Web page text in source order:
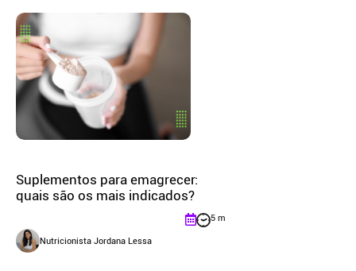
Suplementos para emagrecer:
quais são os mais indicados?
Nutricionista Jordana Lessa
5 m